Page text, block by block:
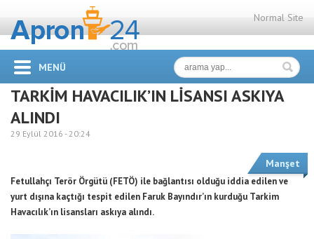
Normal Site
MENÜ
TARKİM HAVACILIK’IN LİSANSI ASKIYA
ALINDI
29 Eylül 2016 -20:24
Manşet
Fetullahçı Terör Örgütü (FETÖ) ile bağlantısı olduğu iddia edilen ve
yurt dışına kaçtığı tespit edilen Faruk Bayındır’ın kurduğu Tarkim
Havacılık’ın lisansları askıya alındı.